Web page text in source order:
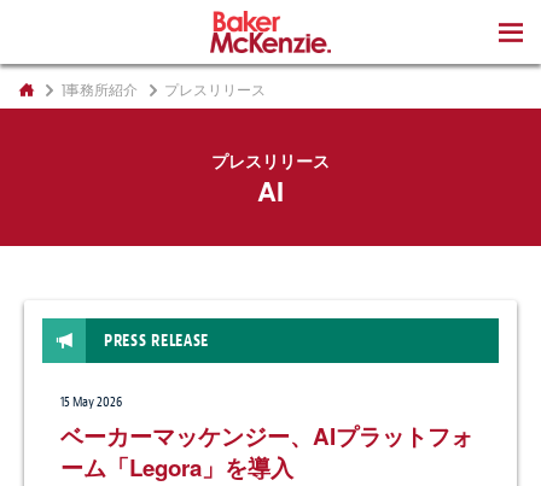
]事務所紹介 プレスリリース
プレスリリース
AI
PRESS RELEASE
15 May 2026
ベーカーマッケンジー、AIプラットフォ
ーム「Legora」を導入